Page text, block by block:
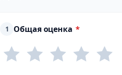
1 Общая оценка *